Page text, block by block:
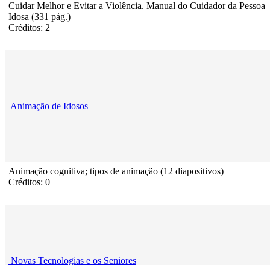
Cuidar Melhor e Evitar a Violência. Manual do Cuidador da Pessoa
Idosa (331 pág.)
Créditos: 2
Animação de Idosos
Animação cognitiva; tipos de animação (12 diapositivos)
Créditos: 0
Novas Tecnologias e os Seniores